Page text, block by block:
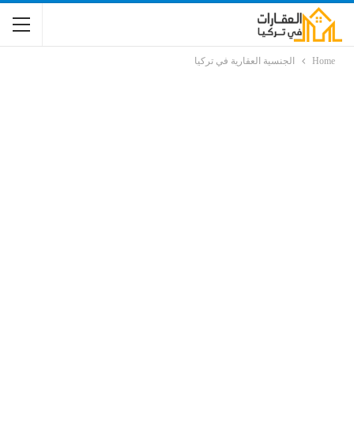
Home الجنسية العقارية في تركيا